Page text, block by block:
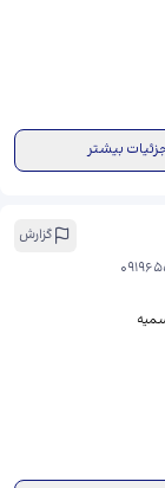
بیشتر
گزارش